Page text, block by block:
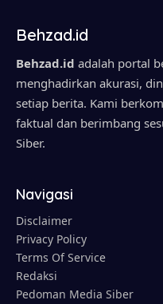
Behzad.id
Behzad.id adalah portal
menghadirkan akurasi,
setiap berita. Kami
faktual dan berimbang
Siber.
Navigasi
Disclaimer
Privacy Policy
Terms Of Service
Redaksi
Pedoman Media Siber